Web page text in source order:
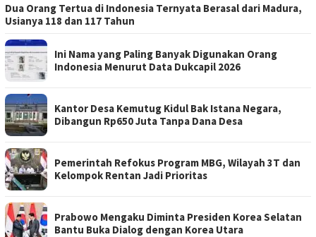
Dua Orang Tertua di Indonesia Ternyata Berasal dari Madura,
Usianya 118 dan 117 Tahun
Ini Nama yang Paling Banyak Digunakan Orang
Indonesia Menurut Data Dukcapil 2026
Kantor Desa Kemutug Kidul Bak Istana Negara,
Dibangun Rp650 Juta Tanpa Dana Desa
Pemerintah Refokus Program MBG, Wilayah 3T dan
Kelompok Rentan Jadi Prioritas
Prabowo Mengaku Diminta Presiden Korea Selatan
Bantu Buka Dialog dengan Korea Utara